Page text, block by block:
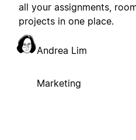
all your assignments,
projects in one place.
Andrea Lim
Marketing